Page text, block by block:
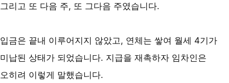
그리고 또 다음 주, 또 그다음 주였습니다.
입금은 끝내 이루어지지 않았고, 연체는 쌓여 월세 4기가
미납된 상태가 되었습니다. 지급을 재촉하자 임차인은
오히려 이렇게 말했습니다.